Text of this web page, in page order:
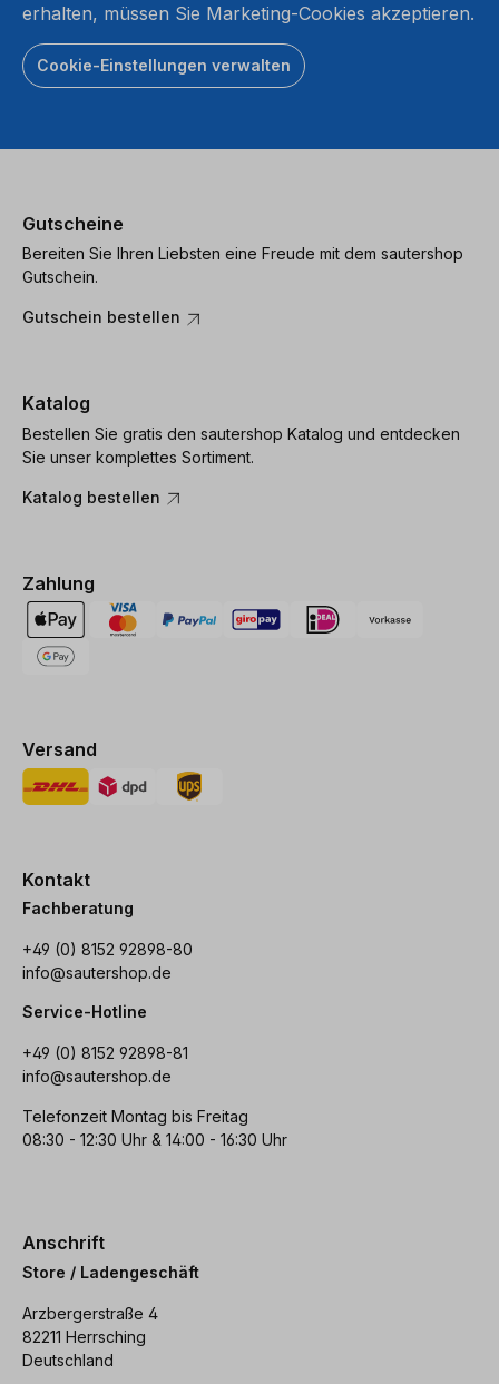
erhalten, müssen Sie Marketing-Cookies akzeptieren.
Cookie-Einstellungen verwalten
Gutscheine
Bereiten Sie Ihren Liebsten eine Freude mit dem sautershop
Gutschein.
Gutschein bestellen
Katalog
Bestellen Sie gratis den sautershop Katalog und entdecken
Sie unser komplettes Sortiment.
Katalog bestellen
Zahlung
Versand
Kontakt
Fachberatung
+49 (0) 8152 92898-80
info@sautershop.de
Service-Hotline
+49 (0) 8152 92898-81
info@sautershop.de
Telefonzeit Montag bis Freitag
08:30 - 12:30 Uhr & 14:00 - 16:30 Uhr
Anschrift
Store / Ladengeschäft
Arzbergerstraße 4
82211 Herrsching
Deutschland